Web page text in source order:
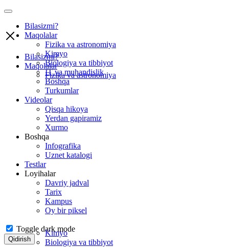
Bilasizmi?
Maqolalar
Fizika va astronomiya
Kimyo
Biologiya va tibbiyot
IT va muhandislik
Boshqa
Turkumlar
Videolar
Qisqa hikoya
Yerdan gapiramiz
Xurmo
Boshqa
Infografika
Uznet katalogi
Testlar
Loyihalar
Davriy jadval
Tarix
Kampus
Oy bir piksel
Toggle dark mode
Qidirish
Bilasizmi?
Maqolalar
Fizika va astronomiya
Kimyo
Biologiya va tibbiyot